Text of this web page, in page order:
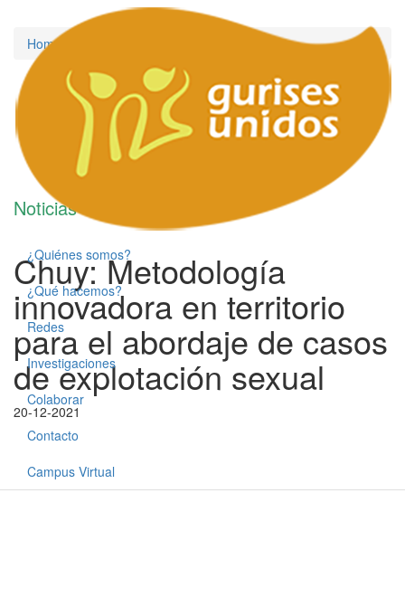
¿Quiénes somos?
¿Qué hacemos?
Redes
Investigaciones
Colaborar
Contacto
Campus Virtual
Home
Noticias
Chuy: Metodología
innovadora en territorio
para el abordaje de casos
de explotación sexual
20-12-2021